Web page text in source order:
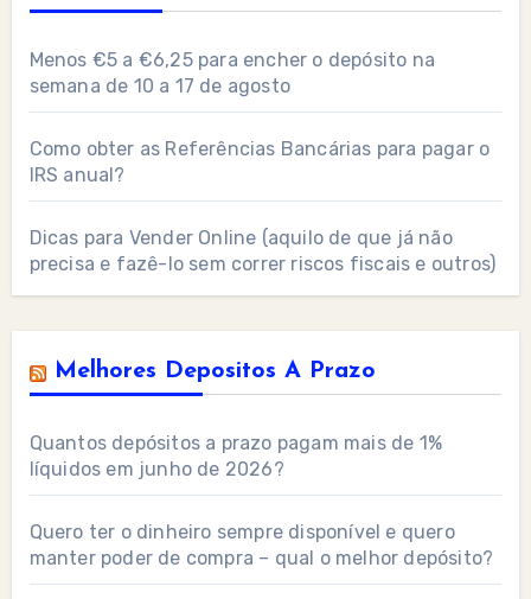
Menos €5 a €6,25 para encher o depósito na
semana de 10 a 17 de agosto
Como obter as Referências Bancárias para pagar o
IRS anual?
Dicas para Vender Online (aquilo de que já não
precisa e fazê-lo sem correr riscos fiscais e outros)
Melhores Depositos A Prazo
Quantos depósitos a prazo pagam mais de 1%
líquidos em junho de 2026?
Quero ter o dinheiro sempre disponível e quero
manter poder de compra – qual o melhor depósito?